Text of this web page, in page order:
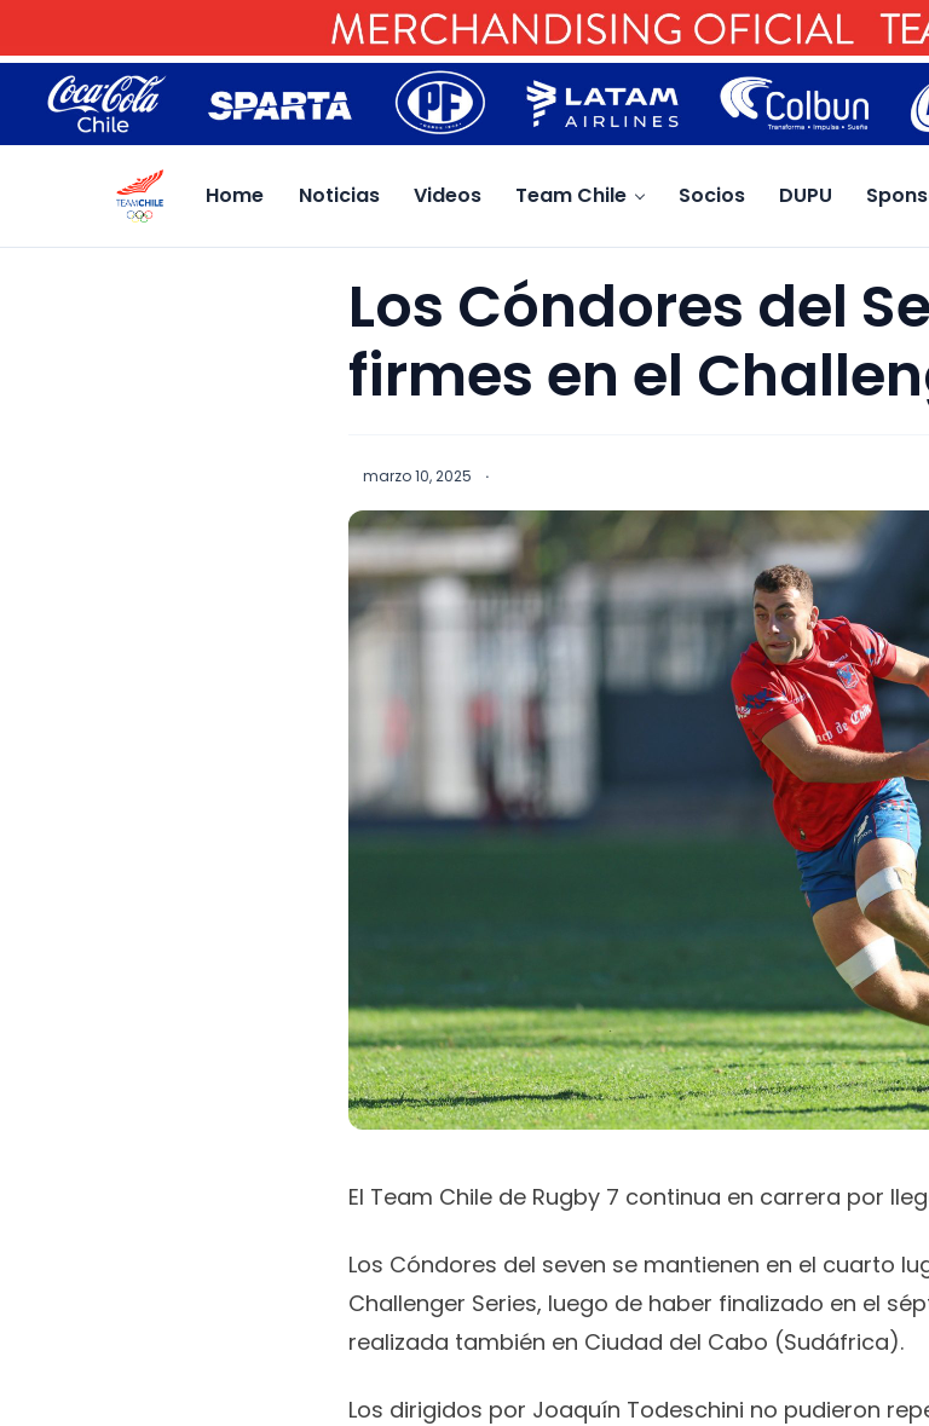
Home Noticias Videos Team Chile Socios DUPU
Los Cóndores del
firmes en el
marzo 10, 2025 ·
El Team Chile de Rugby 7 continua en carrera por
Los Cóndores del seven se mantienen en el cuarto
Challenger Series, luego de haber finalizado en el
realizada también en Ciudad del Cabo (Sudáfrica).
Los dirigidos por Joaquín Todeschini no pudieron